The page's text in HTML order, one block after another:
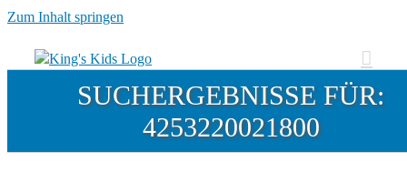
Zum Inhalt springen
SUCHERGEBNISSE FÜR:
4253220021800